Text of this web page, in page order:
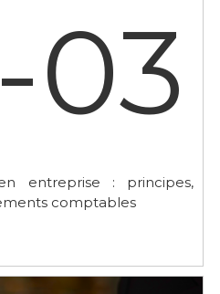
03
entreprise : principes,
comptables